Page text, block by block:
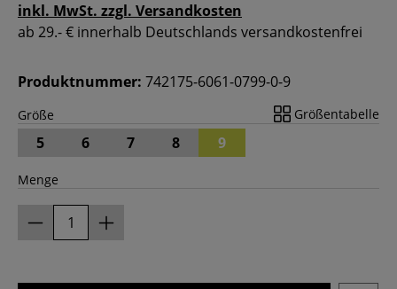
inkl. MwSt. zzgl. Versandkosten
ab 29.- € innerhalb Deutschlands versandkostenfrei
Produktnummer: 742175-6061-0799-0-9
Größe Größentabelle
5 6 7 8 9
Menge